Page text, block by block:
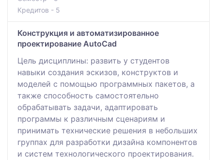
Кредитов - 5
Конструкция и автоматизированное
проектирование AutoCad
Цель дисциплины: развить у студентов
навыки создания эскизов, конструктов и
моделей с помощью программных пакетов, а
также способность самостоятельно
обрабатывать задачи, адаптировать
программы к различным сценариям и
принимать технические решения в небольших
группах для разработки дизайна компонентов
и систем технологического проектирования.